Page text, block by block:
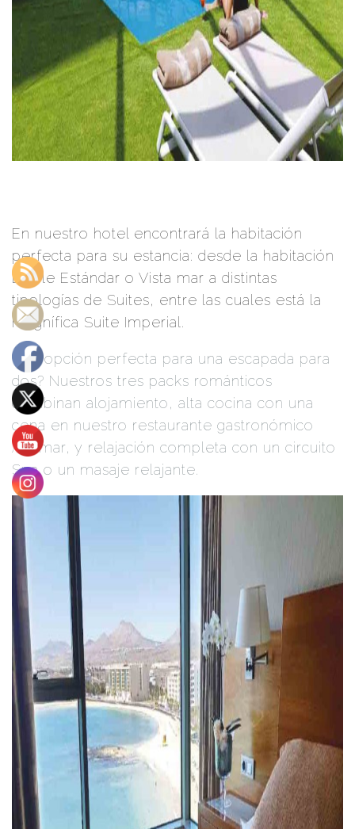
En nuestro hotel encontrará la habitación
perfecta para su estancia: desde la habitación
Doble Estándar o Vista mar a distintas
tipologías de Suites, entre las cuales está la
magnífica Suite Imperial.
Una opción perfecta para una escapada para
dos? Nuestros tres packs románticos
combinan alojamiento, alta cocina con una
cena en nuestro restaurante gastronómico
Altamar, y relajación completa con un circuito
Spa o un masaje relajante.